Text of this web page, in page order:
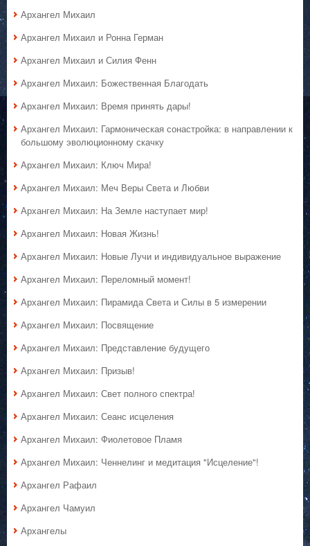
Архангел Михаил
Архангел Михаил и Ронна Герман
Архангел Михаил и Силия Фенн
Архангел Михаил: Божественная Благодать
Архангел Михаил: Время принять дары!
Архангел Михаил: Гармоническая сонастройка: в направлении к
большому эволюционному скачку
Архангел Михаил: Ключ Мира!
Архангел Михаил: Меч Веры Света и Любви
Архангел Михаил: На Земле наступает мир!
Архангел Михаил: Новая Жизнь!
Архангел Михаил: Новые Лучи и индивидуальное выражение
Архангел Михаил: Переломный момент!
Архангел Михаил: Пирамида Света и Силы в 5 измерении
Архангел Михаил: Посвящение
Архангел Михаил: Представление будущего
Архангел Михаил: Призыв!
Архангел Михаил: Свет полного спектра!
Архангел Михаил: Сеанс исцеления
Архангел Михаил: Фиолетовое Пламя
Архангел Михаил: Ченнелинг и медитация "Исцеление"!
Архангел Рафаил
Архангел Чамуил
Архангелы